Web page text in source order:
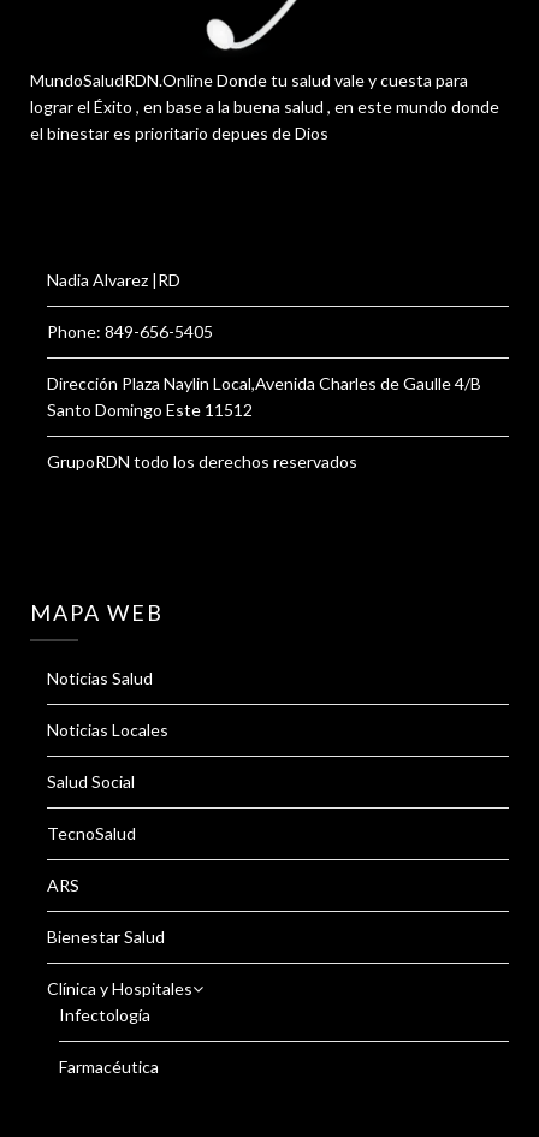
MundoSaludRDN.Online Donde tu salud vale y cuesta para
lograr el Éxito , en base a la buena salud , en este mundo donde
el binestar es prioritario depues de Dios
Nadia Alvarez |RD
Phone: 849-656-5405
Dirección Plaza Naylin Local,Avenida Charles de Gaulle 4/B
Santo Domingo Este 11512
GrupoRDN todo los derechos reservados
MAPA WEB
Noticias Salud
Noticias Locales
Salud Social
TecnoSalud
ARS
Bienestar Salud
Clínica y Hospitales
Infectología
Farmacéutica